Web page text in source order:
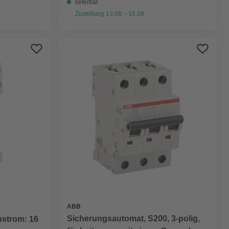
lieferbar
Zustellung 13.08. - 15.08.
16
ABB
Sicherungsautomat, S200, 3-polig,